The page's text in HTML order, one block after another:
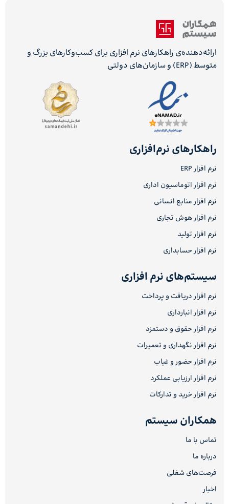
ارائه‌دهنده‌ی راهکارهای نرم افزاری برای کسب‌وکارهای بزرگ و
متوسط (ERP) و سازمان‌های دولتی
راهکارهای نرم‌افزاری
نرم افزار ERP
نرم افزار اتوماسیون اداری
نرم افزار منابع انسانی
نرم افزار هوش تجاری
نرم افزار تولید
نرم افزار حسابداری
سیستم‌های نرم افزاری
نرم افزار دریافت و پرداخت
نرم افزار انبارداری
نرم افزار حقوق و دستمزد
نرم افزار نگهداری و تعمیرات
نرم افزار حضور و غیاب
نرم افزار ارزیابی عملکرد
نرم افزار خرید و تدارکات
همکاران سیستم
تماس با ما
درباره ما
فرصت‌های شغلی
اخبار